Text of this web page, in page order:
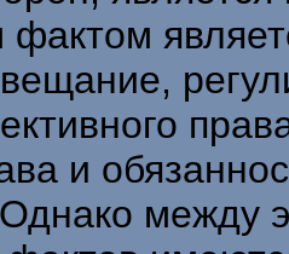
и
между